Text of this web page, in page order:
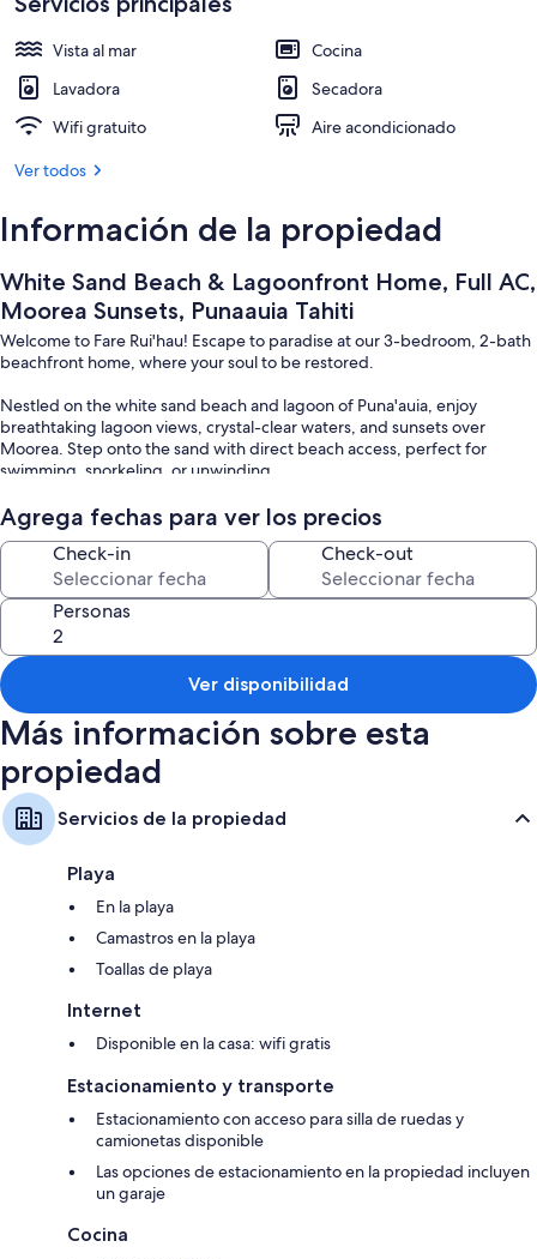
Vista al mar
Cocina
Lavadora
Secadora
Wifi gratuito
Aire acondicionado
Ver todos
Información de la propiedad
White Sand Beach & Lagoonfront Home, Full AC,
Moorea Sunsets, Punaauia Tahiti
Welcome to Fare Rui'hau! Escape to paradise at our 3-bedroom, 2-bath
beachfront home, where your soul to be restored.
Nestled on the white sand beach and lagoon of Puna'auia, enjoy
breathtaking lagoon views, crystal-clear waters, and sunsets over
Moorea. Step onto the sand with direct beach access, perfect for
swimming, snorkeling, or unwinding.
Designed for comfort, the home features modern finishes, a full
kitchen, air conditioning, high-speed internet, and a washer/dryer—
everything for a perfect getaway.
Book your stay today and experience Tahitian paradise!
Agrega fechas para ver los precios
Check-in Check-out
Personas
Ver disponibilidad
Más información sobre esta
propiedad
Servicios de la propiedad
Playa
En la playa
Camastros en la playa
Toallas de playa
Internet
Disponible en la casa: wifi gratis
Estacionamiento y transporte
Estacionamiento con acceso para silla de ruedas y
camionetas disponible
Las opciones de estacionamiento en la propiedad incluyen
un garaje
Cocina